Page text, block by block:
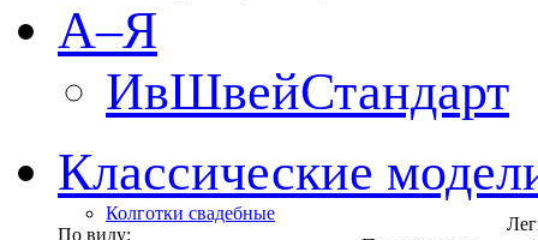
А–Я
ИвШвейСтандарт
Классические
Колготки свадебные
По виду: